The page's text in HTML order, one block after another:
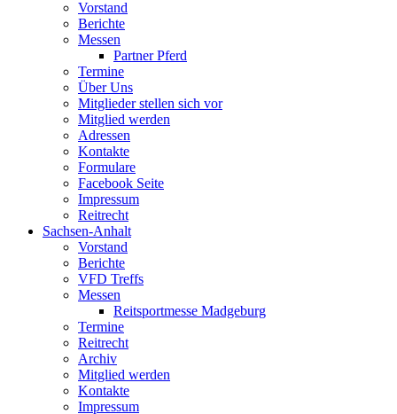
Vorstand
Berichte
Messen
Partner Pferd
Termine
Über Uns
Mitglieder stellen sich vor
Mitglied werden
Adressen
Kontakte
Formulare
Facebook Seite
Impressum
Reitrecht
Sachsen-Anhalt
Vorstand
Berichte
VFD Treffs
Messen
Reitsportmesse Madgeburg
Termine
Reitrecht
Archiv
Mitglied werden
Kontakte
Impressum